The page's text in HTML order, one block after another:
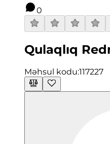
0
Qulaqlıq
Məhsul kodu:117227